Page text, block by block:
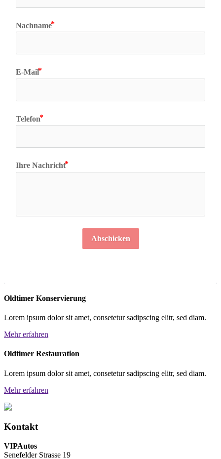
Nachname
E-Mail
Telefon
Ihre Nachricht
Abschicken
Oldtimer Konservierung
Lorem ipsum dolor sit amet, consetetur sadipscing elitr, sed diam.
Mehr erfahren
Oldtimer Restauration
Lorem ipsum dolor sit amet, consetetur sadipscing elitr, sed diam.
Mehr erfahren
Kontakt
VIPAutos
Senefelder Strasse 19